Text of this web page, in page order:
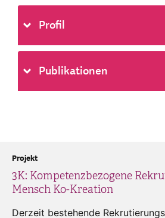
Profil
Publikationen
3K: Kompetenzbezogene
Mensch Ko-Kreation
Projekt
Derzeit bestehende